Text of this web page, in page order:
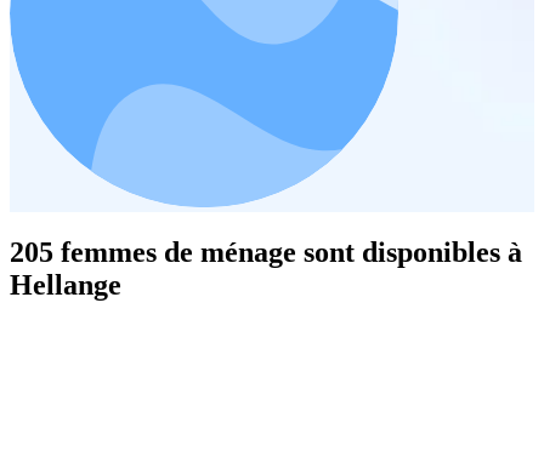
205 femmes de ménage sont disponibles à
Hellange